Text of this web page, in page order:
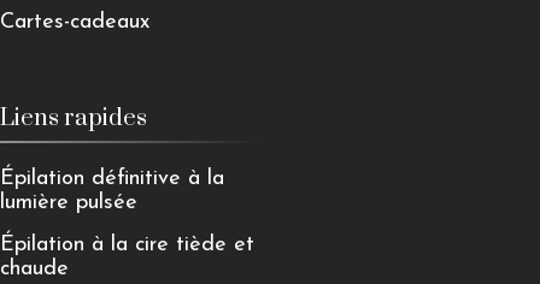
Cartes-cadeaux
Liens rapides
Épilation définitive à la
lumière pulsée
Épilation à la cire tiède et
chaude